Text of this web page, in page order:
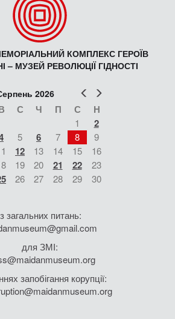
КОМПЛЕКС ГЕРОЇВ
– МУЗЕЙ РЕВОЛЮЦІЇ ГІДНОСТІ
Попер
2026
С Ч П С Н
1 2
5 6 7 8
9
12 13 14 15
16
19 20 21 22
23
26 27 28 29
30
загальних питань:
для ЗМІ:
запобігання корупції: